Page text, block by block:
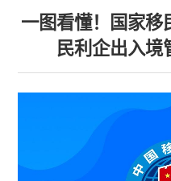
一图看懂！国家移
民利企出入